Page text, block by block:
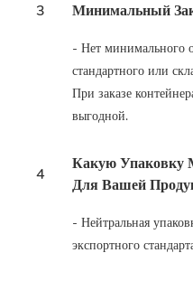
3 Минимальный
- Нет минимального
стандартного или
При заказе
выгодной.
4
Какую Упаковку
Для Вашей
- Нейтральная
экспортного